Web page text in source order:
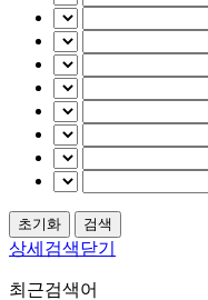
상세검색닫기
최근검색어